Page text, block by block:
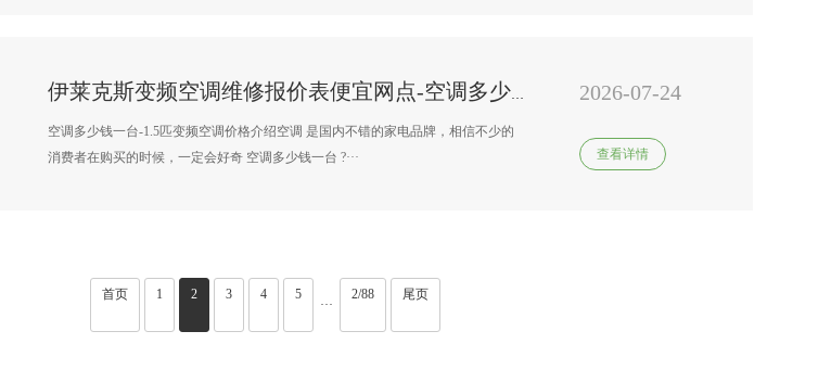
伊莱克斯变频空调维修报价表便宜网点-空调多少钱一台-1.5匹变频空调价格介绍
空调多少钱一台-1.5匹变频空调价格介绍空调 是国内不错的家电品牌，相信不少的
消费者在购买的时候，一定会好奇 空调多少钱一台 ?···
2026-07-24
查看详情
首页 1 2 3 4 5
···
2/88 尾页